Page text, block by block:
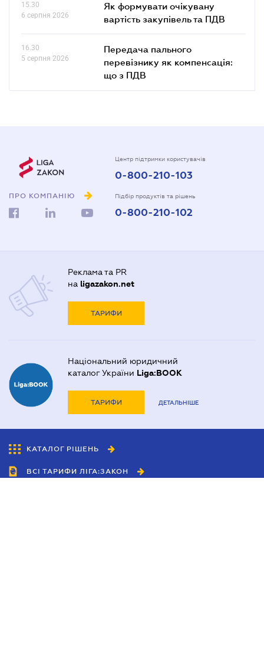
15.30
6 серпня 2026
Як формувати очікувану
вартість закупівель та ПДВ
16.30
5 серпня 2026
Передача пального
перевізнику як компенсація:
що з ПДВ
ПРО КОМПАНІЮ
Центр підтримки користувачів
0-800-210-103
Підбір продуктів та рішень
0-800-210-102
Реклама та PR
на ligazakon.net
ТАРИФИ
Національний юридичний
каталог України Liga:BOOK
ТАРИФИ ДЕТАЛЬНІШЕ
КАТАЛОГ РІШЕНЬ
ВСІ ТАРИФИ ЛІГА:ЗАКОН